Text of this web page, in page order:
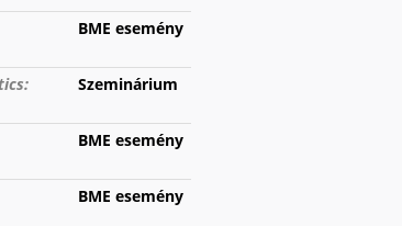
BME esemény
Szeminárium
BME esemény
BME esemény